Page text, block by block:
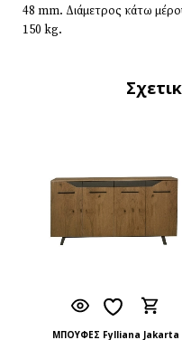
48 mm. Διάμετρος κάτω
150 kg.
ΜΠΟΥΦΕΣ Fylliana Jakarta